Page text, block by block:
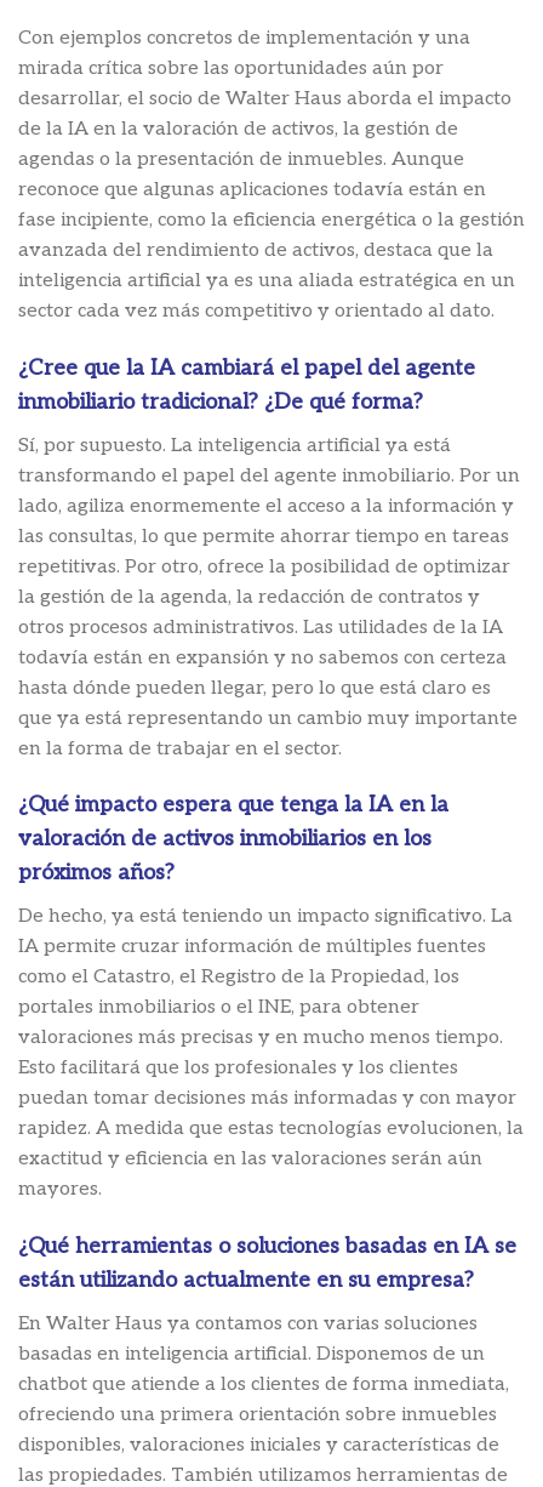
Con ejemplos concretos de implementación y una
mirada crítica sobre las oportunidades aún por
desarrollar, el socio de Walter Haus aborda el impacto
de la IA en la valoración de activos, la gestión de
agendas o la presentación de inmuebles. Aunque
reconoce que algunas aplicaciones todavía están en
fase incipiente, como la eficiencia energética o la gestión
avanzada del rendimiento de activos, destaca que la
inteligencia artificial ya es una aliada estratégica en un
sector cada vez más competitivo y orientado al dato.
¿Cree que la IA cambiará el papel del agente
inmobiliario tradicional? ¿De qué forma?
Sí, por supuesto. La inteligencia artificial ya está
transformando el papel del agente inmobiliario. Por un
lado, agiliza enormemente el acceso a la información y
las consultas, lo que permite ahorrar tiempo en tareas
repetitivas. Por otro, ofrece la posibilidad de optimizar
la gestión de la agenda, la redacción de contratos y
otros procesos administrativos. Las utilidades de la IA
todavía están en expansión y no sabemos con certeza
hasta dónde pueden llegar, pero lo que está claro es
que ya está representando un cambio muy importante
en la forma de trabajar en el sector.
¿Qué impacto espera que tenga la IA en la
valoración de activos inmobiliarios en los
próximos años?
De hecho, ya está teniendo un impacto significativo. La
IA permite cruzar información de múltiples fuentes
como el Catastro, el Registro de la Propiedad, los
portales inmobiliarios o el INE, para obtener
valoraciones más precisas y en mucho menos tiempo.
Esto facilitará que los profesionales y los clientes
puedan tomar decisiones más informadas y con mayor
rapidez. A medida que estas tecnologías evolucionen, la
exactitud y eficiencia en las valoraciones serán aún
mayores.
¿Qué herramientas o soluciones basadas en IA se
están utilizando actualmente en su empresa?
En Walter Haus ya contamos con varias soluciones
basadas en inteligencia artificial. Disponemos de un
chatbot que atiende a los clientes de forma inmediata,
ofreciendo una primera orientación sobre inmuebles
disponibles, valoraciones iniciales y características de
las propiedades. También utilizamos herramientas de